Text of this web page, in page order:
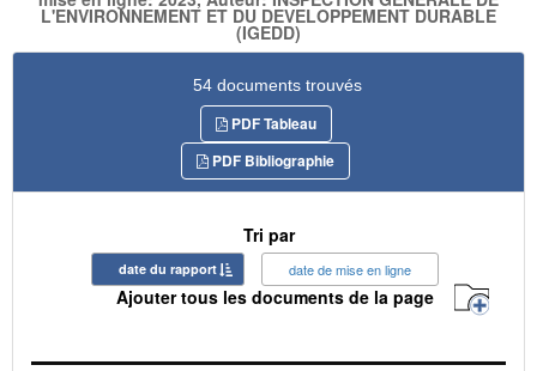
L'ENVIRONNEMENT ET DU DEVELOPPEMENT DURABLE
(IGEDD)
54 documents trouvés
PDF Tableau
PDF Bibliographie
Tri par
date du rapport date de mise en ligne
Ajouter tous les documents de la page